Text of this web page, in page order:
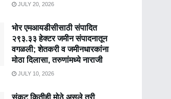
JULY 20, 2026
भोर एमआयडीसीसाठी संपादित
२९३.३३ हेक्टर जमीन संपादनातून
वगळली; शेतकरी व जमीनधारकांना
मोठा दिलासा, तरुणांमध्ये नाराजी
JULY 10, 2026
संकट कितीही मोठे असले तरी